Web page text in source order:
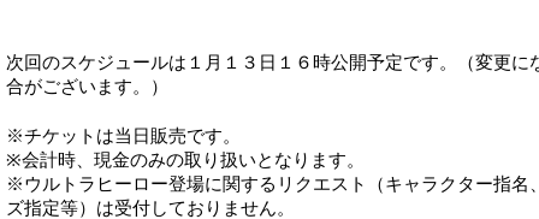
次回のスケジュールは１月１３日１６時公開予定です。（変更に
合がございます。）
※チケットは当日販売です。
※会計時、現金のみの取り扱いとなります。
※ウルトラヒーロー登場に関するリクエスト（キャラクター指名
ズ指定等）は受付しておりません。